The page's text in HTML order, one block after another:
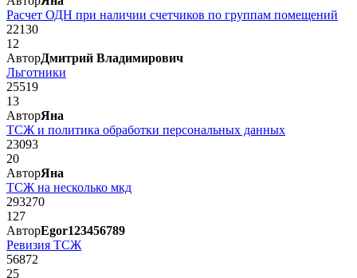
Расчет ОДН при наличии счетчиков по группам помещений
22130
12
АвторДмитрий Владимирович
Льготники
25519
13
АвторЯна
ТСЖ и политика обработки персональных данных
23093
20
АвторЯна
ТСЖ на несколько мкд
293270
127
АвторEgor123456789
Ревизия ТСЖ
56872
25